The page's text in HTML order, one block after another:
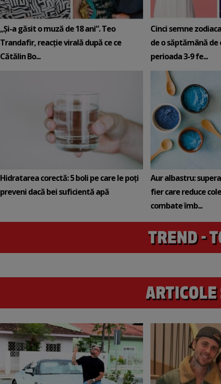
„Și-a găsit o muză de 18 ani”. Teo
Trandafir, reacție virală după ce ce
Cătălin Bo...
Cinci semne
de o săptămână de
perioada 3-9 fe...
Hidratarea corectă: 5 boli pe care le poți
preveni dacă bei suficientă apă
Aur albastru:
fier care reduce
combate îmb...